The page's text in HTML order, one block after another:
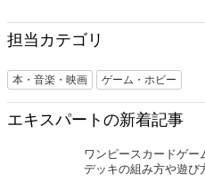
担当カテゴリ
本・音楽・映画 ゲーム・ホビー
エキスパートの新着記事
ワンピースカードゲー
デッキの組み方や遊び